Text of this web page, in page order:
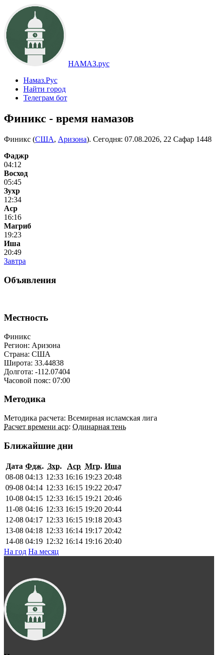
НАМАЗ.рус
Намаз.Рус
Найти город
Телеграм бот
Финикс - время намазов
Финикс (США, Аризона). Сегодня: 07.08.2026, 22 Сафар 1448
Фаджр
04:12
Восход
05:45
Зухр
12:34
Аср
16:16
Магриб
19:23
Иша
20:49
Завтра
Объявления
Местность
Финикс
Регион: Аризона
Страна: США
Широта: 33.44838
Долгота: -112.07404
Часовой пояс: 07:00
Методика
Методика расчета: Всемирная исламская лига
Расчет времени аср: Одинарная тень
Ближайшие дни
Дата Фдж. Зхр. Аср Мгр. Иша
08-08 04:13 12:33 16:16 19:23 20:48
09-08 04:14 12:33 16:15 19:22 20:47
10-08 04:15 12:33 16:15 19:21 20:46
11-08 04:16 12:33 16:15 19:20 20:44
12-08 04:17 12:33 16:15 19:18 20:43
13-08 04:18 12:33 16:14 19:17 20:42
14-08 04:19 12:32 16:14 19:16 20:40
На год На месяц